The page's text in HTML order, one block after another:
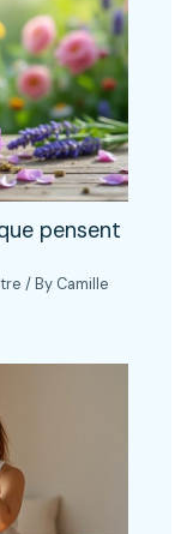
pensent
/ By Camille